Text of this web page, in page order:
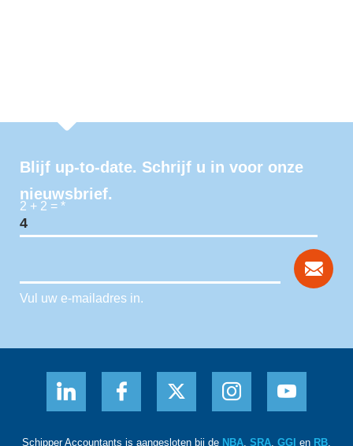
Blijf up-to-date. Schrijf u in voor onze
nieuwsbrief.
2 + 2 = *
Vul uw e-mailadres in.
Schipper Accountants is aangesloten bij de NBA, SRA, GGI en RB.